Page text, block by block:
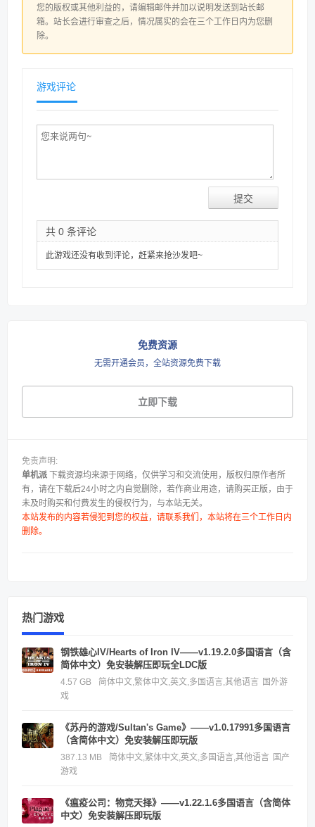
您的版权或其他利益的，请编辑邮件并加以说明发送到站长邮
箱。站长会进行审查之后，情况属实的会在三个工作日内为您删
除。
游戏评论
共 0 条评论
此游戏还没有收到评论，赶紧来抢沙发吧~
免费资源
无需开通会员，全站资源免费下载
立即下载
免责声明:
单机派 下载资源均来源于网络，仅供学习和交流使用，版权归原作者所
有，请在下载后24小时之内自觉删除，若作商业用途，请购买正版，由于
未及时购买和付费发生的侵权行为，与本站无关。
本站发布的内容若侵犯到您的权益，请联系我们，本站将在三个工作日内
删除。
热门游戏
钢铁雄心IV/Hearts of Iron IV——v1.19.2.0多国语言（含
简体中文）免安装解压即玩全LDC版
4.57 GB 简体中文,繁体中文,英文,多国语言,其他语言 国外游
戏
《苏丹的游戏/Sultan's Game》——v1.0.17991多国语言
（含简体中文）免安装解压即玩版
387.13 MB 简体中文,繁体中文,英文,多国语言,其他语言 国产
游戏
《瘟疫公司：物竞天择》——v1.22.1.6多国语言（含简体
中文）免安装解压即玩版